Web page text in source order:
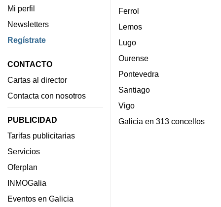
Mi perfil
Newsletters
Regístrate
CONTACTO
Cartas al director
Contacta con nosotros
PUBLICIDAD
Tarifas publicitarias
Servicios
Oferplan
INMOGalia
Eventos en Galicia
Ferrol
Lemos
Lugo
Ourense
Pontevedra
Santiago
Vigo
Galicia en 313 concellos